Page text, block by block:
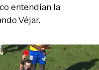
entendían la
Véjar.